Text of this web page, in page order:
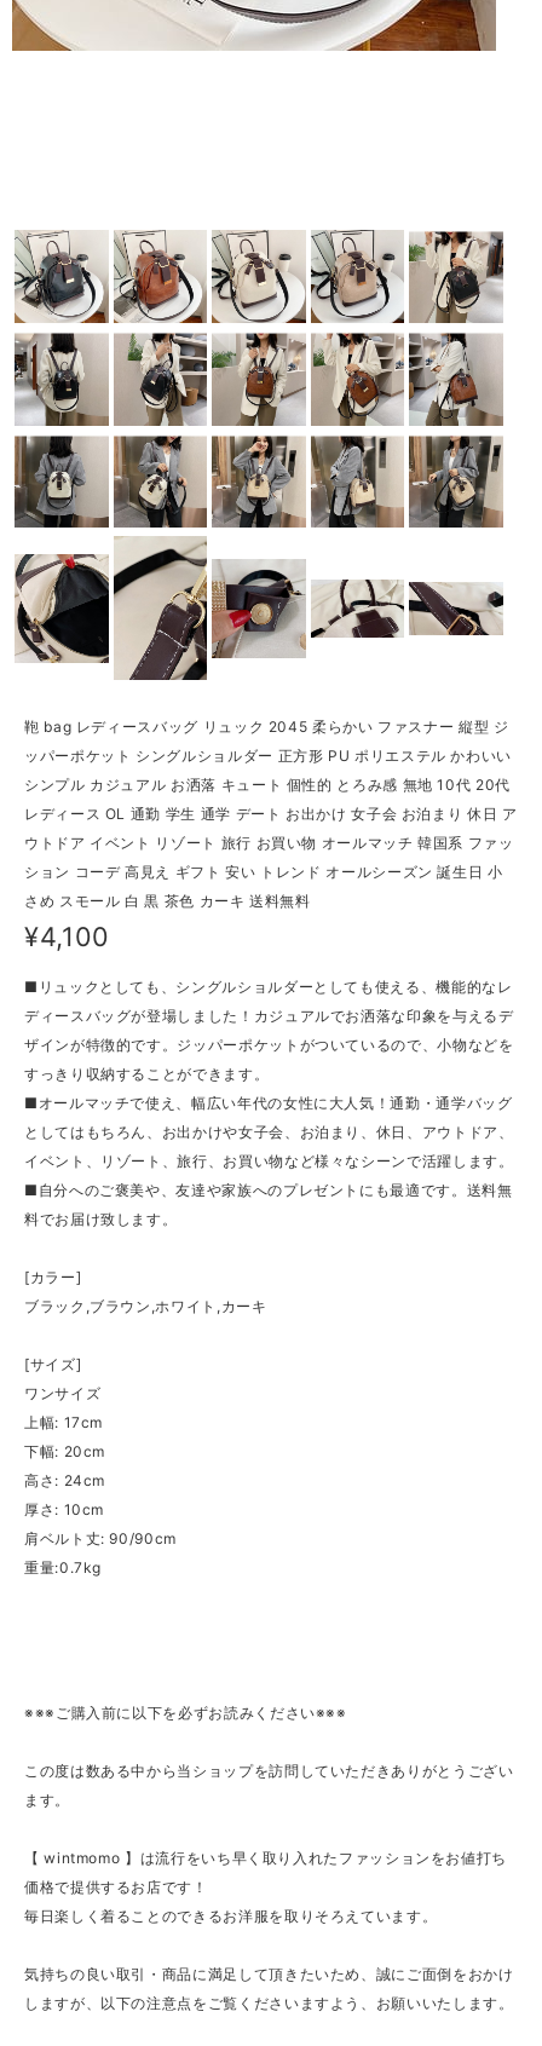
鞄 bag レディースバッグ リュック 2045 柔らかい ファスナー 縦型 ジ
ッパーポケット シングルショルダー 正方形 PU ポリエステル かわいい
シンプル カジュアル お洒落 キュート 個性的 とろみ感 無地 10代 20代
レディース OL 通勤 学生 通学 デート お出かけ 女子会 お泊まり 休日 ア
ウトドア イベント リゾート 旅行 お買い物 オールマッチ 韓国系 ファッ
ション コーデ 高見え ギフト 安い トレンド オールシーズン 誕生日 小
さめ スモール 白 黒 茶色 カーキ 送料無料
¥4,100
■リュックとしても、シングルショルダーとしても使える、機能的なレ
ディースバッグが登場しました！カジュアルでお洒落な印象を与えるデ
ザインが特徴的です。ジッパーポケットがついているので、小物などを
すっきり収納することができます。
■オールマッチで使え、幅広い年代の女性に大人気！通勤・通学バッグ
としてはもちろん、お出かけや女子会、お泊まり、休日、アウトドア、
イベント、リゾート、旅行、お買い物など様々なシーンで活躍します。
■自分へのご褒美や、友達や家族へのプレゼントにも最適です。送料無
料でお届け致します。
[カラー]
ブラック,ブラウン,ホワイト,カーキ
[サイズ]
ワンサイズ
上幅: 17cm
下幅: 20cm
高さ: 24cm
厚さ: 10cm
肩ベルト丈: 90/90cm
重量:0.7kg
※※※ご購入前に以下を必ずお読みください※※※
この度は数ある中から当ショップを訪問していただきありがとうござい
ます。
【 wintmomo 】は流行をいち早く取り入れたファッションをお値打ち
価格で提供するお店です！
毎日楽しく着ることのできるお洋服を取りそろえています。
気持ちの良い取引・商品に満足して頂きたいため、誠にご面倒をおかけ
しますが、以下の注意点をご覧くださいますよう、お願いいたします。